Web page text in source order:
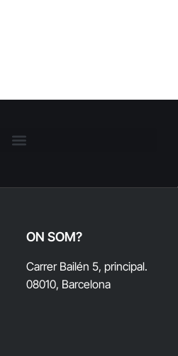
ON SOM?
Carrer Bailén 5, principal.
08010, Barcelona